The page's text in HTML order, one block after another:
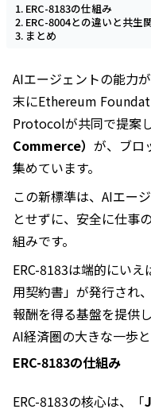
ERC-8183の仕組み
ERC-8004との違いと共生
まとめ
AIエージェントの能力
末にEthereum
Protocolが共同で提案
Commerce） が、ブロ
集めています。
この新標準は、AIエー
とせずに、安全に仕事
組みです。
ERC-8183は端的にい
用契約書」が発行され
報酬を得る基盤を提供
AI経済圏の大きな一歩
ERC-8183の仕組み
ERC-8183の核心は、「